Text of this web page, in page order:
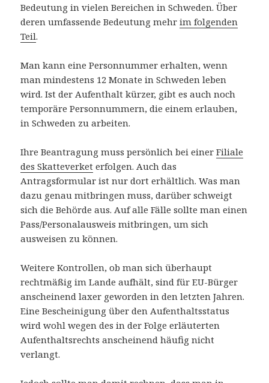
Bedeutung in vielen Bereichen in Schweden. Über
deren umfassende Bedeutung mehrim folgenden
Teil.
Man kann eine Personnummer erhalten, wenn
man mindestens 12 Monate in Schweden leben
wird. Ist der Aufenthalt kürzer, gibt es auch noch
temporäre Personnummern, die einem erlauben,
in Schweden zu arbeiten.
Ihre Beantragung muss persönlich bei einerFiliale
des Skatteverket erfolgen. Auch das
Antragsformular ist nur dort erhältlich. Was man
dazu genau mitbringen muss, darüber schweigt
sich die Behörde aus. Auf alle Fälle sollte man einen
Pass/Personalausweis mitbringen, um sich
ausweisen zu können.
Weitere Kontrollen, ob man sich überhaupt
rechtmäßig im Lande aufhält, sind für EU-Bürger
anscheinend laxer geworden in den letzten Jahren.
Eine Bescheinigung über den Aufenthaltsstatus
wird wohl wegen des in der Folge erläuterten
Aufenthaltsrechts anscheinend häufig nicht
verlangt.